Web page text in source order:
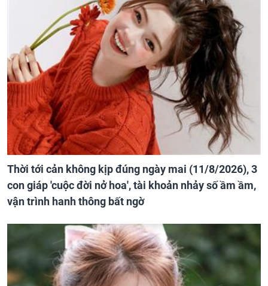
Thời tới cản không kịp đúng ngày mai (11/8/2026), 3
con giáp 'cuộc đời nở hoa', tài khoản nhảy số ầm ầm,
vận trình hanh thông bất ngờ